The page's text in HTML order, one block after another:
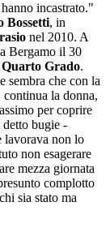
incastrato."
Bossetti, in
nel 2010. A
Bergamo il 30
Quarto Grado.
sembra che con la
continua la donna,
per coprire
detto bugie -
lavorava non lo
non esagerare
mezza giornata
complotto
sia stato ma